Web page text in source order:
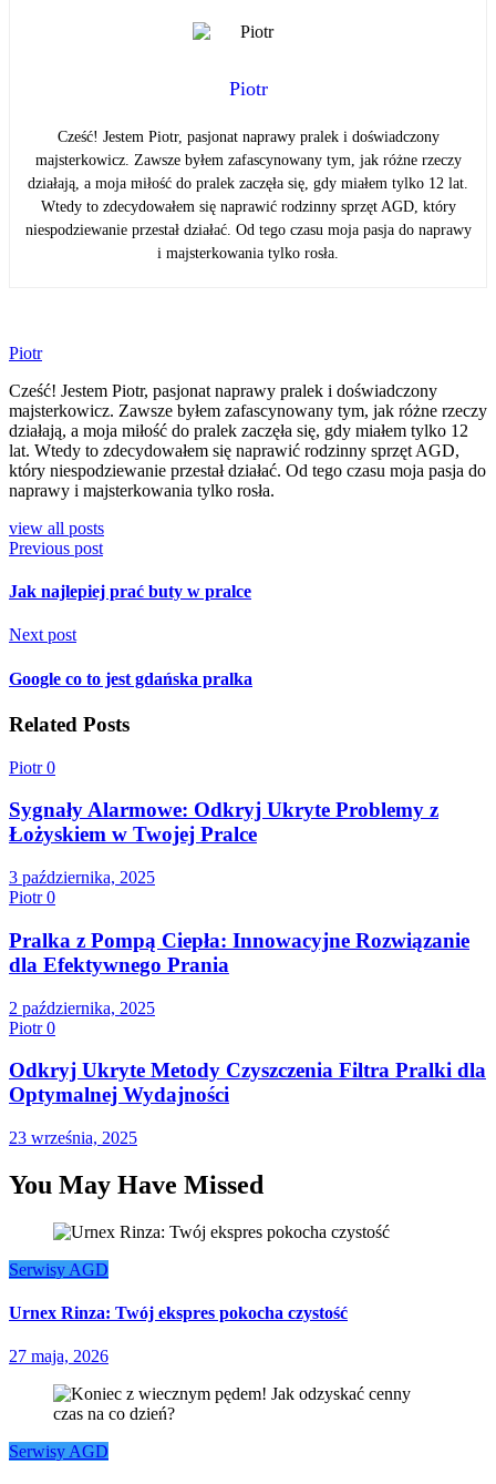
Piotr
Cześć! Jestem Piotr, pasjonat naprawy pralek i doświadczony
majsterkowicz. Zawsze byłem zafascynowany tym, jak różne rzeczy
działają, a moja miłość do pralek zaczęła się, gdy miałem tylko 12 lat.
Wtedy to zdecydowałem się naprawić rodzinny sprzęt AGD, który
niespodziewanie przestał działać. Od tego czasu moja pasja do naprawy
i majsterkowania tylko rosła.
Piotr
Cześć! Jestem Piotr, pasjonat naprawy pralek i doświadczony
majsterkowicz. Zawsze byłem zafascynowany tym, jak różne rzeczy
działają, a moja miłość do pralek zaczęła się, gdy miałem tylko 12
lat. Wtedy to zdecydowałem się naprawić rodzinny sprzęt AGD,
który niespodziewanie przestał działać. Od tego czasu moja pasja do
naprawy i majsterkowania tylko rosła.
view all posts
Previous post
Jak najlepiej prać buty w pralce
Next post
Google co to jest gdańska pralka
Related Posts
Piotr0
Sygnały Alarmowe: Odkryj Ukryte Problemy z
Łożyskiem w Twojej Pralce
3 października, 2025
Piotr0
Pralka z Pompą Ciepła: Innowacyjne Rozwiązanie
dla Efektywnego Prania
2 października, 2025
Piotr0
Odkryj Ukryte Metody Czyszczenia Filtra Pralki dla
Optymalnej Wydajności
23 września, 2025
You May Have Missed
Serwisy AGD
Urnex Rinza: Twój ekspres pokocha czystość
27 maja, 2026
Serwisy AGD